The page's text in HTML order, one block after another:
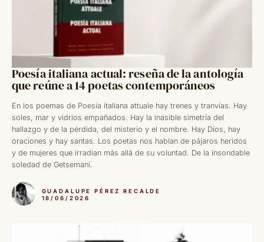
Poesía italiana actual: reseña de la antología
que reúne a 14 poetas contemporáneos
En los poemas de Poesia italiana attuale hay trenes y tranvías. Hay
soles, mar y vidrios empañados. Hay la inasible simetría del
hallazgo y de la pérdida, del misterio y el nombre. Hay Dios, hay
oraciones y hay santas. Los poetas nos hablan de pájaros heridos
y de mujeres que irradian más allá de su voluntad. De la insondable
soledad de Getsemaní.
GUADALUPE PÉREZ RECALDE
18/06/2026